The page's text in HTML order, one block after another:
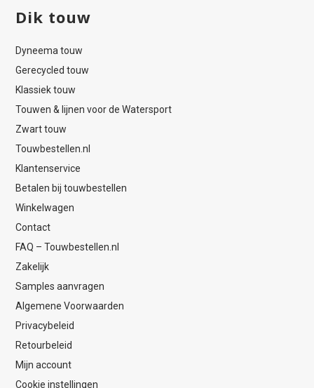
Dik touw
Dyneema touw
Gerecycled touw
Klassiek touw
Touwen & lijnen voor de Watersport
Zwart touw
Touwbestellen.nl
Klantenservice
Betalen bij touwbestellen
Winkelwagen
Contact
FAQ – Touwbestellen.nl
Zakelijk
Samples aanvragen
Algemene Voorwaarden
Privacybeleid
Retourbeleid
Mijn account
Cookie instellingen